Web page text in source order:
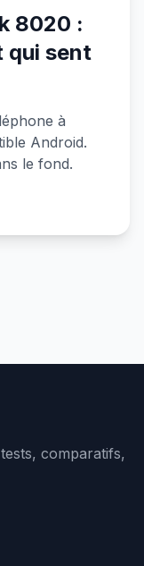
8020 :
qui sent
à
Android.
le fond.
comparatifs,